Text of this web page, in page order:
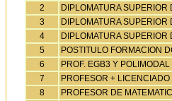
2
DIPLOMATURA SUPERIOR
3
DIPLOMATURA
4
DIPLOMATURA
5
POSTITULO FORMACION
6
PROF. EGB3 Y
7
PROFESOR +
8
PROFESOR DE